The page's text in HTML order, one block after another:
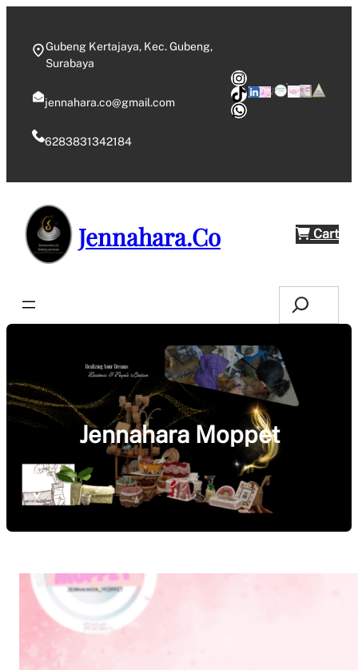
contentGubeng Kertajaya, Kec. Gubeng,
Surabaya
jennahara.co@gmail.com
6283831342184
Instagram
TikTok
WhatsApp
Jennahara.Co Cart
Search
Jennahara Moppet